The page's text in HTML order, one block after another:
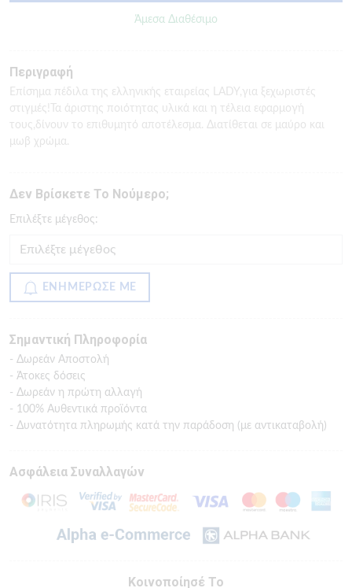
Άμεσα Διαθέσιμο
Περιγραφή
Επίσημα πέδιλα της ελληνικής εταιρείας LADY,για ξεχωριστές
στιγμές!Τα άριστης ποιότητας υλικά και η τέλεια εφαρμογή
τους,δίνουν το επιθυμητό αποτέλεσμα. Διατίθεται σε μαύρο και
μωβ χρώμα.
Δεν Βρίσκετε Το Νούμερο;
Eπιλέξτε μέγεθος:
ΕΝΗΜΕΡΩΣΕ ΜΕ
Σημαντική Πληροφορία
- Δωρεάν Αποστολή
- Άτοκες δόσεις
- Δωρεάν η πρώτη αλλαγή
- 100% Αυθεντικά προϊόντα
- Δυνατότητα πληρωμής κατά την παράδοση (με αντικαταβολή)
Ασφάλεια Συναλλαγών
Κοινοποίησέ Το